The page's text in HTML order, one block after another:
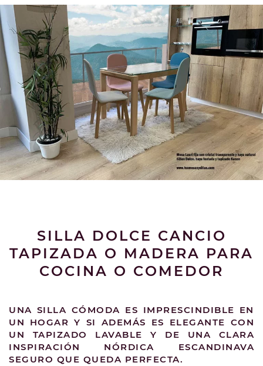
SILLA DOLCE CANCIO
TAPIZADA O MADERA PARA
COCINA O COMEDOR
UNA SILLA CÓMODA ES IMPRESCINDIBLE EN
UN HOGAR Y SI ADEMÁS ES ELEGANTE CON
UN TAPIZADO LAVABLE Y DE UNA CLARA
INSPIRACIÓN NÓRDICA ESCANDINAVA
SEGURO QUE QUEDA PERFECTA.